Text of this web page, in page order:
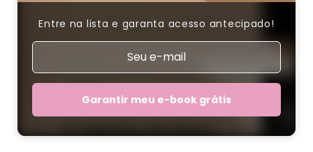
Entre na lista e garanta acesso antecipado!
Garantir meu e-book grátis